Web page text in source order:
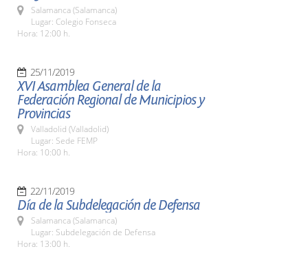
Salamanca (Salamanca)
Lugar: Colegio Fonseca
Hora: 12:00 h.
25/11/2019
XVI Asamblea General de la
Federación Regional de Municipios y
Provincias
Valladolid (Valladolid)
Lugar: Sede FEMP
Hora: 10:00 h.
22/11/2019
Día de la Subdelegación de Defensa
Salamanca (Salamanca)
Lugar: Subdelegación de Defensa
Hora: 13:00 h.